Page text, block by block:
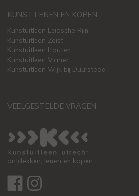
KUNST LENEN EN KOPEN
Kunstuitleen Leidsche Rijn
Kunstuitleen Zeist
Kunstuitleen Houten
Kunstuitleen Vianen
Kunstuitleen Wijk bij Duurstede
VEELGESTELDE VRAGEN
ontdekken, lenen en kopen